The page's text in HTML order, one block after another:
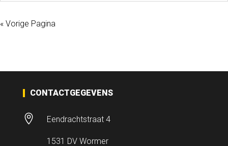
« Vorige Pagina
CONTACTGEGEVENS
 Eendrachtstraat 4
1531 DV Wormer